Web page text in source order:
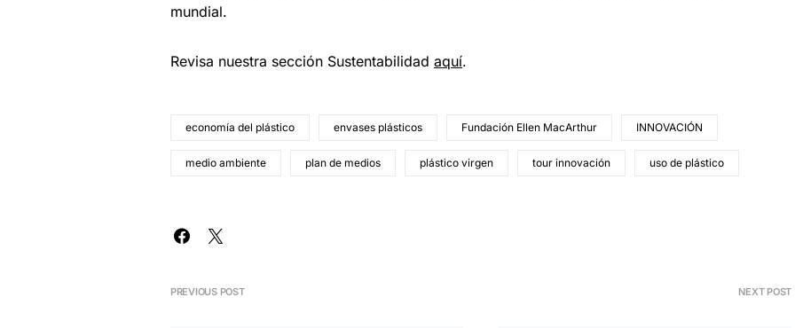
mundial.
Revisa nuestra sección Sustentabilidad aquí.
economía del plástico envases plásticos Fundación Ellen MacArthur INNOVACIÓN
medio ambiente plan de medios plástico virgen tour innovación uso de plástico
PREVIOUS POST NEXT POST